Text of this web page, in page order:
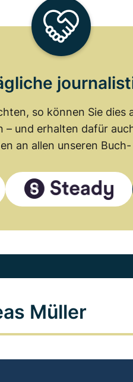
so können Sie
– und erhalten dafür
an allen unseren
Müller